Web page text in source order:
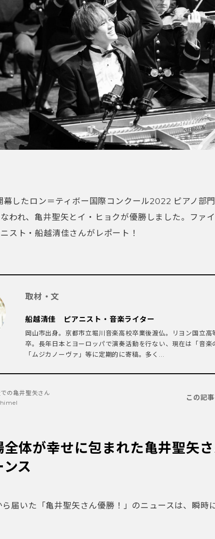
幕したロン＝ティボー国際コンクール2022 ピアノ部
われ、亀井聖矢とイ・ヒョクが優勝しました。ファ
スト・船越清佳さんがレポート！
取材・文
船越清佳 ピアニスト・音楽ライター
岡山市出身。京都市立堀川音楽高校卒業後渡仏。リヨン国立高
卒。長年日本とヨーロッパで演奏活動を行ない、現在は「音楽
「ムジカノーヴァ」等に定期的に寄稿。多く...
の亀井聖矢さん
この記
全体が幸せに包まれた亀井聖矢
ンス
ら届いた「亀井聖矢さん優勝！」のニュースは、瞬時